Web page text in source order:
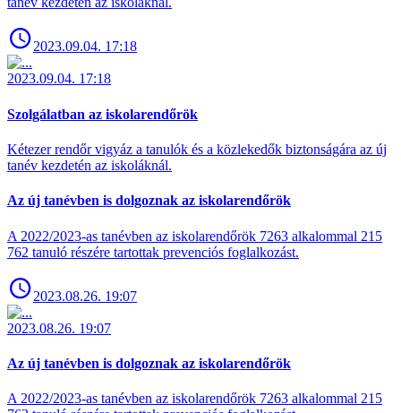
2023.09.04. 17:18
2023.09.04. 17:18
Szolgálatban az iskolarendőrök
Kétezer rendőr vigyáz a tanulók és a közlekedők biztonságára az új
tanév kezdetén az iskoláknál.
Az új tanévben is dolgoznak az iskolarendőrök
A 2022/2023-as tanévben az iskolarendőrök 7263 alkalommal 215
762 tanuló részére tartottak prevenciós foglalkozást.
2023.08.26. 19:07
2023.08.26. 19:07
Az új tanévben is dolgoznak az iskolarendőrök
A 2022/2023-as tanévben az iskolarendőrök 7263 alkalommal 215